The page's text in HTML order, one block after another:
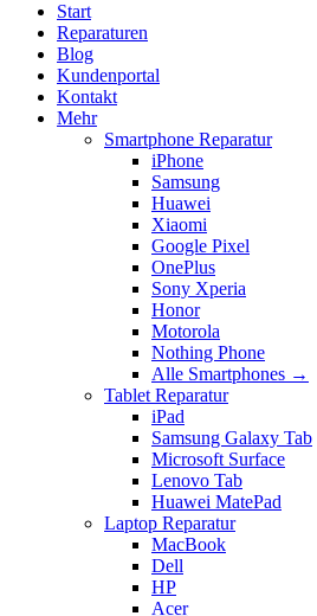
Start
Reparaturen
Blog
Kundenportal
Kontakt
Mehr
Smartphone Reparatur
iPhone
Samsung
Huawei
Xiaomi
Google Pixel
OnePlus
Sony Xperia
Honor
Motorola
Nothing Phone
Alle Smartphones →
Tablet Reparatur
iPad
Samsung Galaxy Tab
Microsoft Surface
Lenovo Tab
Huawei MatePad
Laptop Reparatur
MacBook
Dell
HP
Acer